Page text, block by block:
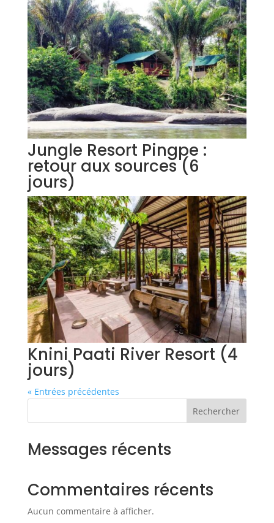
Jungle Resort Pingpe :
retour aux sources (6
jours)
Knini Paati River Resort (4
jours)
« Entrées précédentes
Rechercher
Messages récents
Commentaires récents
Aucun commentaire à afficher.